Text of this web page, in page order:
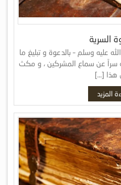
السرية
عليه وسلم – بالدعوة و تبليغ ما
سراً عن سماع المشركين ، و مكث
هذا […]
المزيد